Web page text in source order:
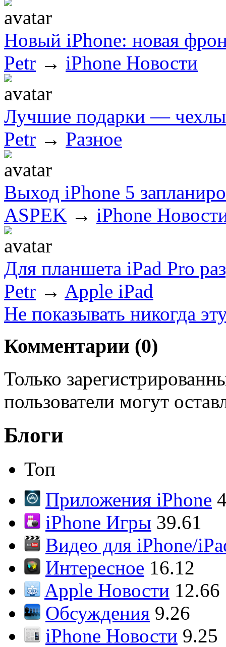
Новый iPhone: новая
Petr → iPhone Новости
Лучшие подарки — чехлы
Petr → Разное
Выход iPhone 5
ASPEK → iPhone
Для планшета iPad Pro
Petr → Apple iPad
Не показывать никогда
Комментарии (0)
Только
пользователи могут
Блоги
Топ
Приложения iPhone
iPhone Игры 39.61
Видео для iPhone/
Интересное 16.12
Apple Новости 12.66
Обсуждения 9.26
iPhone Новости 9.25